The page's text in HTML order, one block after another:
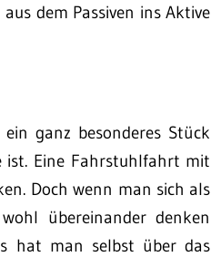
dem Passiven ins Aktive
ganz besonderes Stück
ist. Eine Fahrstuhlfahrt mit
Doch wenn man sich als
übereinander denken
hat man selbst über das